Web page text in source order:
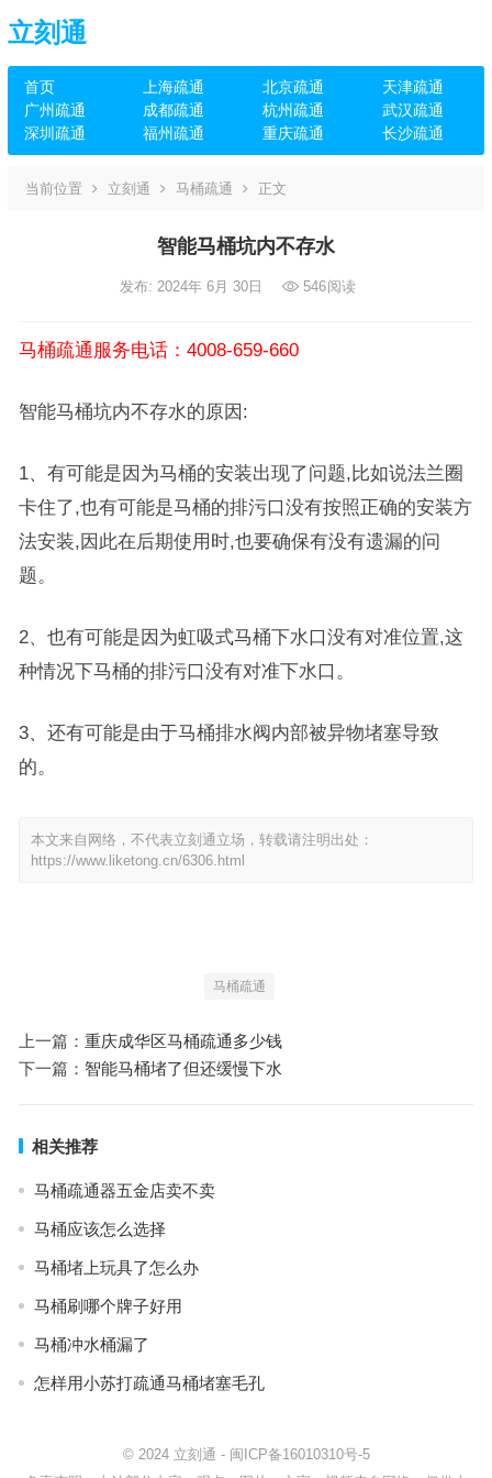
立刻通
首页 上海疏通 北京疏通
天津疏通
广州疏通
成都疏通 杭州疏通
武汉疏通
深圳疏通
福州疏通 重庆疏通 长沙疏通
当前位置 立刻通 马桶疏通 正文
智能马桶坑内不存水
发布: 2024年 6月 30日 546阅读
马桶疏通服务电话：4008-659-660
智能马桶坑内不存水的原因:
1、有可能是因为马桶的安装出现了问题,比如说法兰圈
卡住了,也有可能是马桶的排污口没有按照正确的安装方
法安装,因此在后期使用时,也要确保有没有遗漏的问
题。
2、也有可能是因为虹吸式马桶下水口没有对准位置,这
种情况下马桶的排污口没有对准下水口。
3、还有可能是由于马桶排水阀内部被异物堵塞导致
的。
本文来自网络，不代表立刻通立场，转载请注明出处：
https://www.liketong.cn/6306.html
马桶疏通
上一篇： 重庆成华区马桶疏通多少钱
下一篇： 智能马桶堵了但还缓慢下水
相关推荐
马桶疏通器五金店卖不卖
马桶应该怎么选择
马桶堵上玩具了怎么办
马桶刷哪个牌子好用
马桶冲水桶漏了
怎样用小苏打疏通马桶堵塞毛孔
© 2024 立刻通 - 闽ICP备16010310号-5